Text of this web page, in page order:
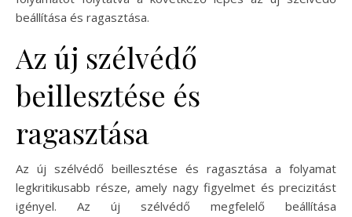
beállítása és ragasztása.
Az új szélvédő
beillesztése és
ragasztása
Az új szélvédő beillesztése és ragasztása a folyamat
legkritikusabb része, amely nagy figyelmet és precizitást
igényel. Az új szélvédő megfelelő beállítása